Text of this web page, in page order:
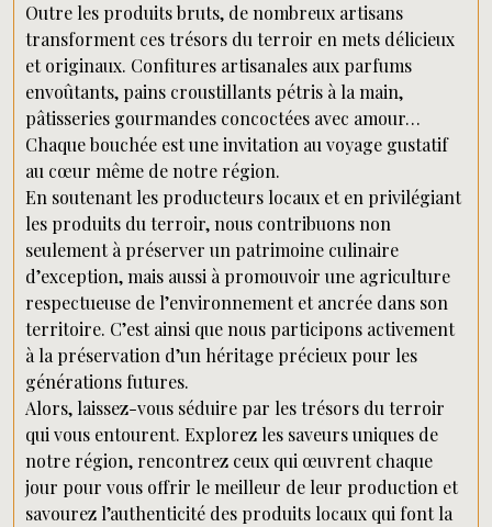
Outre les produits bruts, de nombreux artisans
transforment ces trésors du terroir en mets délicieux
et originaux. Confitures artisanales aux parfums
envoûtants, pains croustillants pétris à la main,
pâtisseries gourmandes concoctées avec amour…
Chaque bouchée est une invitation au voyage gustatif
au cœur même de notre région.
En soutenant les producteurs locaux et en privilégiant
les produits du terroir, nous contribuons non
seulement à préserver un patrimoine culinaire
d’exception, mais aussi à promouvoir une agriculture
respectueuse de l’environnement et ancrée dans son
territoire. C’est ainsi que nous participons activement
à la préservation d’un héritage précieux pour les
générations futures.
Alors, laissez-vous séduire par les trésors du terroir
qui vous entourent. Explorez les saveurs uniques de
notre région, rencontrez ceux qui œuvrent chaque
jour pour vous offrir le meilleur de leur production et
savourez l’authenticité des produits locaux qui font la